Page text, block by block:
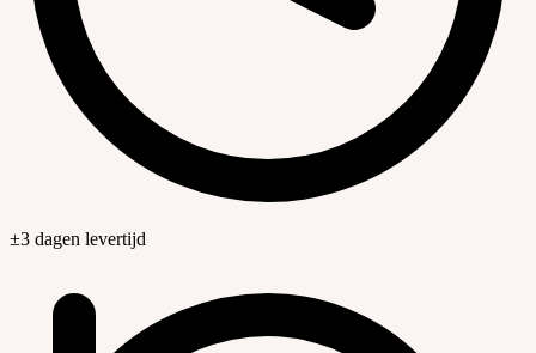
±3 dagen levertijd